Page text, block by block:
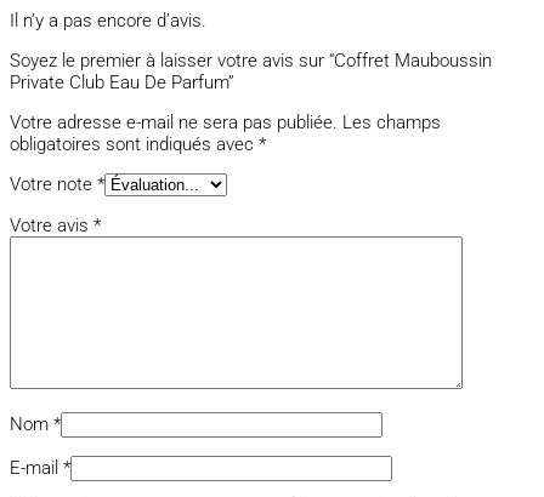
Il n’y a pas encore d’avis.
Soyez le premier à laisser votre avis sur “Coffret Mauboussin
Private Club Eau De Parfum”
Votre adresse e-mail ne sera pas publiée. Les champs
obligatoires sont indiqués avec *
Votre note *
Votre avis *
Nom *
E-mail *